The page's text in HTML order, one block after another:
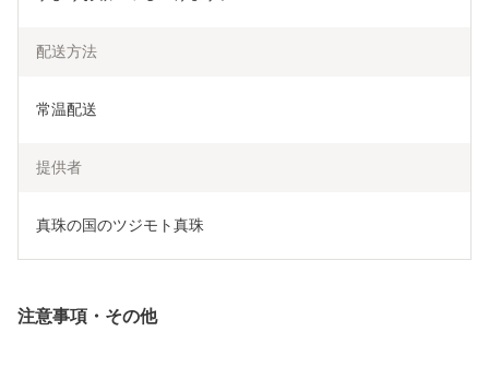
配送方法
常温配送
提供者
真珠の国のツジモト真珠
注意事項・その他